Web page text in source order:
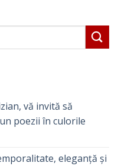
vă invită să
poezii în culorile
eleganță și